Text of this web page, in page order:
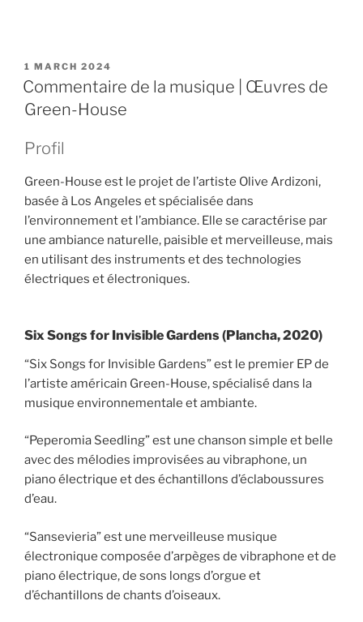
POSTED
ON
1 MARCH 2024
Commentaire de la musique | Œuvres de
Green-House
Profil
Green-House est le projet de l’artiste Olive Ardizoni,
basée à Los Angeles et spécialisée dans
l’environnement et l’ambiance. Elle se caractérise par
une ambiance naturelle, paisible et merveilleuse, mais
en utilisant des instruments et des technologies
électriques et électroniques.
Six Songs for Invisible Gardens (Plancha, 2020)
“Six Songs for Invisible Gardens” est le premier EP de
l’artiste américain Green-House, spécialisé dans la
musique environnementale et ambiante.
“Peperomia Seedling” est une chanson simple et belle
avec des mélodies improvisées au vibraphone, un
piano électrique et des échantillons d’éclaboussures
d’eau.
“Sansevieria” est une merveilleuse musique
électronique composée d’arpèges de vibraphone et de
piano électrique, de sons longs d’orgue et
d’échantillons de chants d’oiseaux.